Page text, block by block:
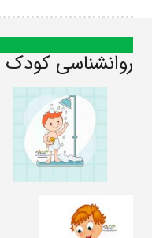
روانشناسی کودک